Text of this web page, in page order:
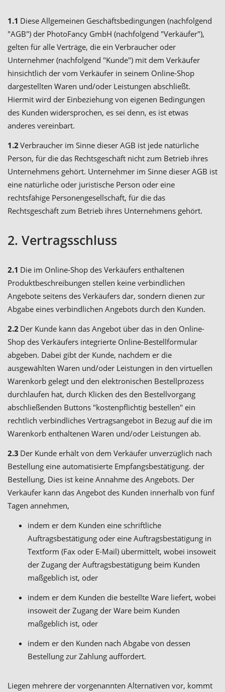
1.1 Diese Allgemeinen Geschäftsbedingungen (nachfolgend
"AGB") der PhotoFancy GmbH (nachfolgend "Verkäufer"),
gelten für alle Verträge, die ein Verbraucher oder
Unternehmer (nachfolgend "Kunde") mit dem Verkäufer
hinsichtlich der vom Verkäufer in seinem Online-Shop
dargestellten Waren und/oder Leistungen abschließt.
Hiermit wird der Einbeziehung von eigenen Bedingungen
des Kunden widersprochen, es sei denn, es ist etwas
anderes vereinbart.
1.2 Verbraucher im Sinne dieser AGB ist jede natürliche
Person, für die das Rechtsgeschäft nicht zum Betrieb ihres
Unternehmens gehört. Unternehmer im Sinne dieser AGB ist
eine natürliche oder juristische Person oder eine
rechtsfähige Personengesellschaft, für die das
Rechtsgeschäft zum Betrieb ihres Unternehmens gehört.
2. Vertragsschluss
2.1 Die im Online-Shop des Verkäufers enthaltenen
Produktbeschreibungen stellen keine verbindlichen
Angebote seitens des Verkäufers dar, sondern dienen zur
Abgabe eines verbindlichen Angebots durch den Kunden.
2.2 Der Kunde kann das Angebot über das in den Online-
Shop des Verkäufers integrierte Online-Bestellformular
abgeben. Dabei gibt der Kunde, nachdem er die
ausgewählten Waren und/oder Leistungen in den virtuellen
Warenkorb gelegt und den elektronischen Bestellprozess
durchlaufen hat, durch Klicken des den Bestellvorgang
abschließenden Buttons "kostenpflichtig bestellen" ein
rechtlich verbindliches Vertragsangebot in Bezug auf die im
Warenkorb enthaltenen Waren und/oder Leistungen ab.
2.3 Der Kunde erhält von dem Verkäufer unverzüglich nach
Bestellung eine automatisierte Empfangsbestätigung. der
Bestellung, Dies ist keine Annahme des Angebots. Der
Verkäufer kann das Angebot des Kunden innerhalb von fünf
Tagen annehmen,
indem er dem Kunden eine schriftliche
Auftragsbestätigung oder eine Auftragsbestätigung in
Textform (Fax oder E-Mail) übermittelt, wobei insoweit
der Zugang der Auftragsbestätigung beim Kunden
maßgeblich ist, oder
indem er dem Kunden die bestellte Ware liefert, wobei
insoweit der Zugang der Ware beim Kunden
maßgeblich ist, oder
indem er den Kunden nach Abgabe von dessen
Bestellung zur Zahlung auffordert.
Liegen mehrere der vorgenannten Alternativen vor, kommt